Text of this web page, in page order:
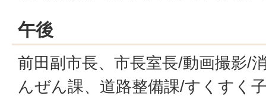
午後
前田副市長、市長室長/動画撮影/
んぜん課、道路整備課/すくすく